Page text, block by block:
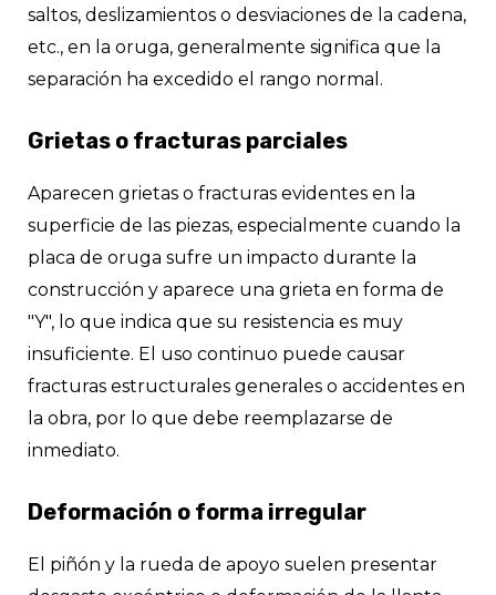
saltos, deslizamientos o desviaciones de la cadena,
etc., en la oruga, generalmente significa que la
separación ha excedido el rango normal.
Grietas o fracturas parciales
Aparecen grietas o fracturas evidentes en la
superficie de las piezas, especialmente cuando la
placa de oruga sufre un impacto durante la
construcción y aparece una grieta en forma de
"Y", lo que indica que su resistencia es muy
insuficiente. El uso continuo puede causar
fracturas estructurales generales o accidentes en
la obra, por lo que debe reemplazarse de
inmediato.
Deformación o forma irregular
El piñón y la rueda de apoyo suelen presentar